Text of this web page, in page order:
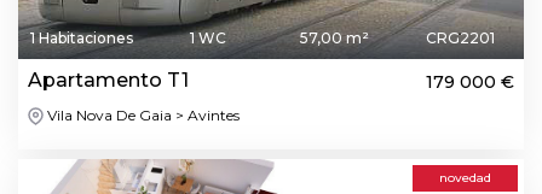
1 Habitaciones 1 WC 57,00 m² CRG2201
Apartamento T1 179 000 €
Vila Nova De Gaia > Avintes
novedad